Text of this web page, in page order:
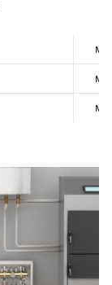
мм
мм
мм